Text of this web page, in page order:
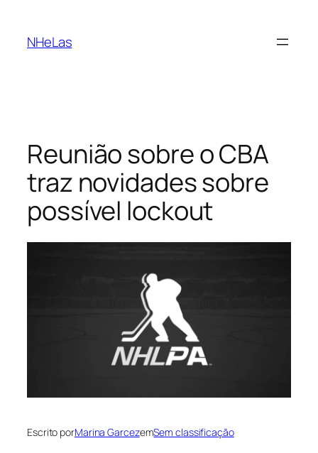
NHeLas
Reunião sobre o CBA
traz novidades sobre
possível lockout
Escrito porMarina GarcezemSem classificação